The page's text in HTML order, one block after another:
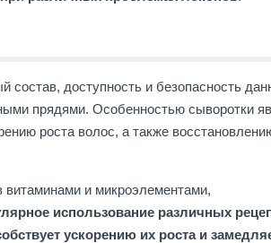
доступность и безопасность
прядями. Особенностью сыворотки
роста волос, а также
и микроэлементами,
использование различных
ускорению их роста и